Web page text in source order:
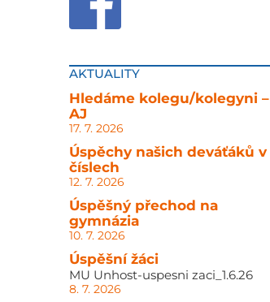
AKTUALITY
Hledáme kolegu/kolegyni –
AJ
17. 7. 2026
Úspěchy našich deváťáků v
číslech
12. 7. 2026
Úspěšný přechod na
gymnázia
10. 7. 2026
Úspěšní žáci
MU Unhost-uspesni zaci_1.6.26
8. 7. 2026